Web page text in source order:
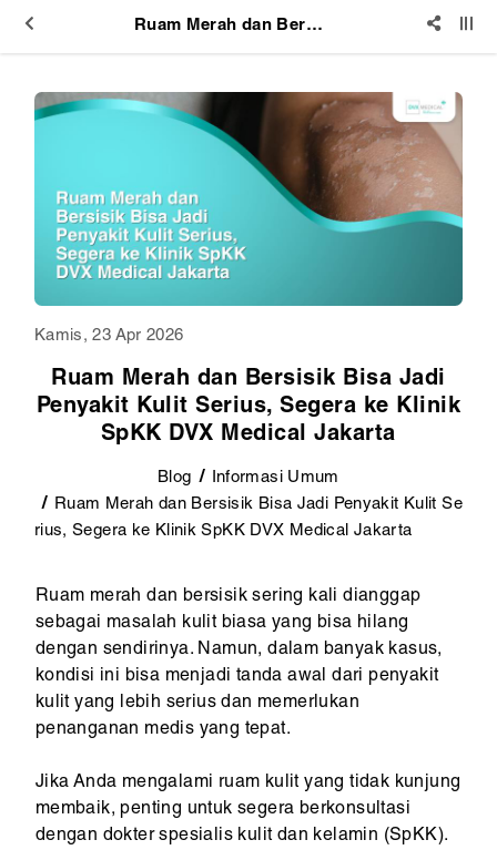
Ruam Merah dan Bersisik Bisa Jadi Penyakit Kulit Serius, Segera ke Klinik SpKK DVX Medical Jakarta
Kamis, 23 Apr 2026
Ruam Merah dan Bersisik Bisa Jadi
Penyakit Kulit Serius, Segera ke Klinik
SpKK DVX Medical Jakarta
Blog
Informasi Umum
Ruam Merah dan Bersisik Bisa Jadi Penyakit Kulit Se
rius, Segera ke Klinik SpKK DVX Medical Jakarta
Ruam merah dan bersisik sering kali dianggap
sebagai masalah kulit biasa yang bisa hilang
dengan sendirinya. Namun, dalam banyak kasus,
kondisi ini bisa menjadi tanda awal dari penyakit
kulit yang lebih serius dan memerlukan
penanganan medis yang tepat.
Jika Anda mengalami ruam kulit yang tidak kunjung
membaik, penting untuk segera berkonsultasi
dengan dokter spesialis kulit dan kelamin (SpKK).